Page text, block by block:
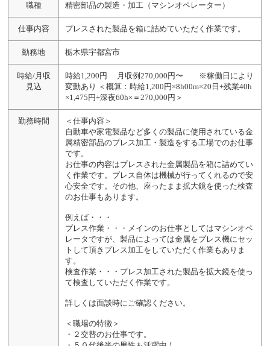
職種 精密部品の製造・加工（マシンオペレーター）
仕事内容 プレスされた製品を箱に詰めていただく作業です。
勤務地 栃木県宇都宮市
時給/月収
見込
時給1,200円 月収例270,000円〜 ※稼働日により
変動あり ＜概算：時給1,200円×8h00m×20日+残業40h
×1,475円+深夜60h×＝270,000円＞
勤務時間
＜仕事内容＞
自動車や家電製品など多くの製品に使用されている金
属精密部品のプレス加工・製造をする工場でのお仕事
です。
お仕事の内容はプレスされた金属製品を箱に詰めてい
く作業です。プレス自体は機械が行ってくれるので安
心安全です。その他、座ったまま拡大鏡を使った検査
のお仕事もあります。
例えば・・・
プレス作業・・・メインのお仕事としてはマシンオペ
レータですが、製品によっては金属をプレス機にセッ
トして頂きプレス加工をしていただく作業もありま
す。
検査作業・・・プレス加工された製品を拡大鏡を使っ
て検査していただく作業です。
詳しくは面談時にご確認ください。
＜職場の特徴＞
・２交替のお仕事です。